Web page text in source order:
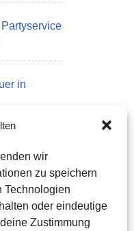
wir
zu speichern
Technologien
oder eindeutige
Zustimmung
in